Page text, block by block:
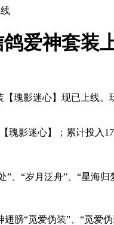
鸽爱神套装
瑰影迷心】现已上线
影迷心】；累计投入
、“岁月泛舟”、“星海归
膀“觅爱伪装”、“觅爱